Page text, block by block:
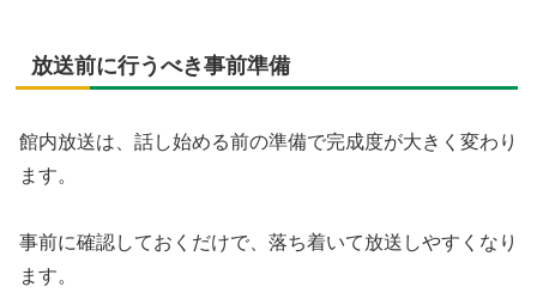
放送前に行うべき事前準備
館内放送は、話し始める前の準備で完成度が大きく変わり
ます。
事前に確認しておくだけで、落ち着いて放送しやすくなり
ます。